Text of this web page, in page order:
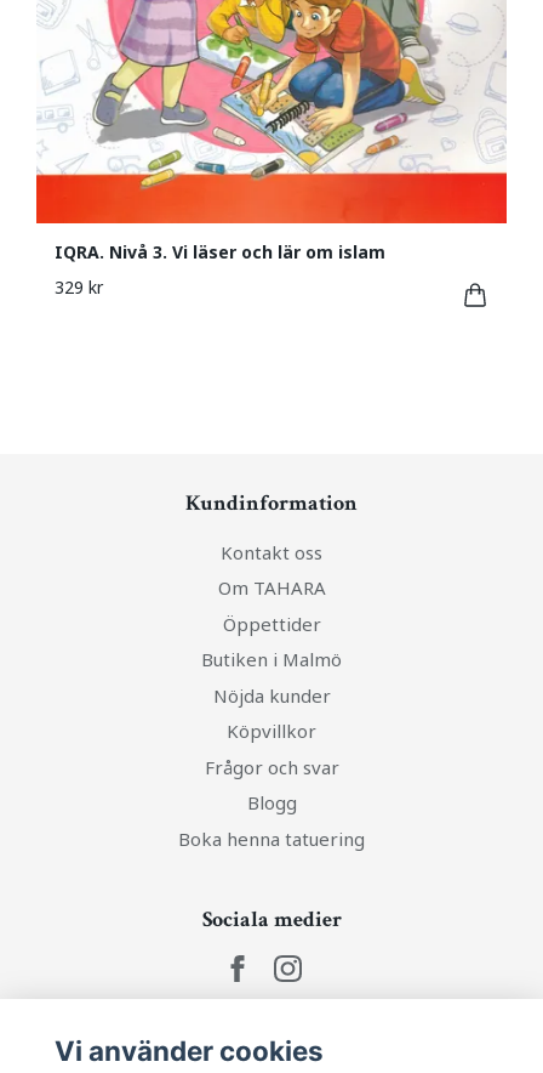
IQRA. Nivå 3. Vi läser och lär om islam
329 kr
Kundinformation
Kontakt oss
Om TAHARA
Öppettider
Butiken i Malmö
Nöjda kunder
Köpvillkor
Frågor och svar
Blogg
Boka henna tatuering
Sociala medier
Ta del av senaste nytt och unika erbjudanden!
Vi använder cookies